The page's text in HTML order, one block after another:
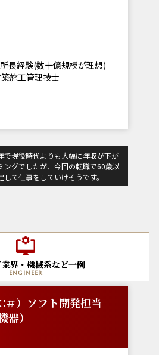
長経験(数十億規模が理想)
施工管理技士
で現役時代よりも大幅に年収が下が
ングでしたが、今回の転職で60歳以
して仕事をしていけそうです。
界・機械系など一例
engineer
＃）ソフト開発担当
器）